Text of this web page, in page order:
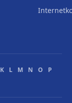
K L M N O
P